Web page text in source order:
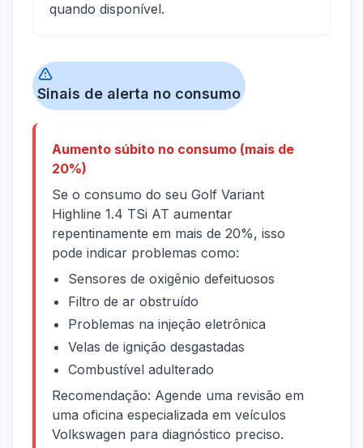
quando disponível.
Sinais de alerta no consumo
Aumento súbito no consumo (mais de
20%)
Se o consumo do seu Golf Variant
Highline 1.4 TSi AT aumentar
repentinamente em mais de 20%, isso
pode indicar problemas como:
Sensores de oxigênio defeituosos
Filtro de ar obstruído
Problemas na injeção eletrônica
Velas de ignição desgastadas
Combustível adulterado
Recomendação: Agende uma revisão em
uma oficina especializada em veículos
Volkswagen para diagnóstico preciso.